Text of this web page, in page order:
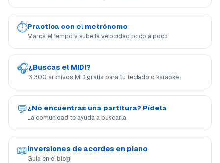
⏱Practica con el metrónomo
Marca el tempo y sube la velocidad poco a poco
🎧¿Buscas el MIDI?
3.300 archivos MID gratis para tu teclado o karaoke
💬¿No encuentras una partitura? Pídela
La comunidad te ayuda a buscarla
📖Inversiones de acordes en piano
Guía en el blog